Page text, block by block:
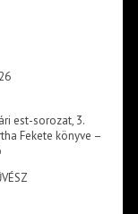
est-sorozat, 3.
Fekete könyve –